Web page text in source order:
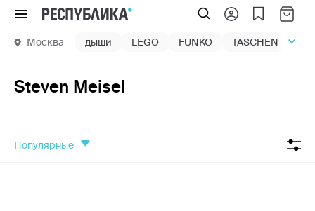
Меню
Москва дыши LEGO FUNKO TASCHEN
Steven Meisel
популярные